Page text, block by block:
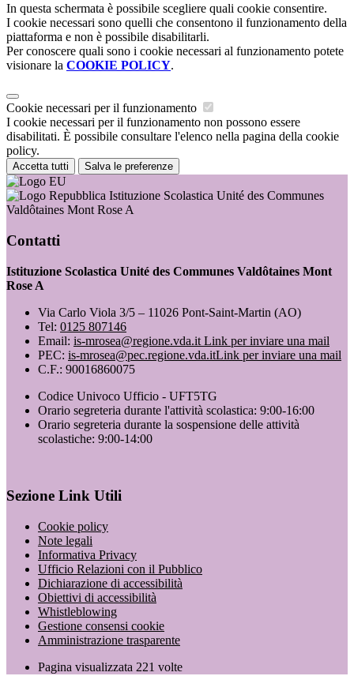
In questa schermata è possibile scegliere quali cookie consentire.
I cookie necessari sono quelli che consentono il funzionamento della
piattaforma e non è possibile disabilitarli.
Per conoscere quali sono i cookie necessari al funzionamento potete
visionare la COOKIE POLICY.
Cookie necessari per il funzionamento
I cookie necessari per il funzionamento non possono essere
disabilitati. È possibile consultare l'elenco nella pagina della cookie
policy.
Accetta tutti Salva le preferenze
Istituzione Scolastica Unité des Communes
Valdôtaines Mont Rose A
Contatti
Istituzione Scolastica Unité des Communes Valdôtaines Mont
Rose A
Via Carlo Viola 3/5 – 11026 Pont-Saint-Martin (AO)
Tel: 0125 807146
Email: is-mrosea@regione.vda.it Link per inviare una mail
PEC: is-mrosea@pec.regione.vda.itLink per inviare una mail
C.F.: 90016860075
Codice Univoco Ufficio - UFT5TG
Orario segreteria durante l'attività scolastica: 9:00-16:00
Orario segreteria durante la sospensione delle attività
scolastiche: 9:00-14:00
Sezione Link Utili
Cookie policy
Note legali
Informativa Privacy
Ufficio Relazioni con il Pubblico
Dichiarazione di accessibilità
Obiettivi di accessibilità
Whistleblowing
Gestione consensi cookie
Amministrazione trasparente
Pagina visualizzata 221 volte